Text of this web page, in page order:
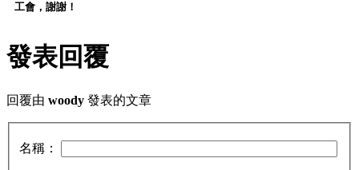
工會，謝謝！
發表回覆
回覆由 woody 發表的文章
名稱：